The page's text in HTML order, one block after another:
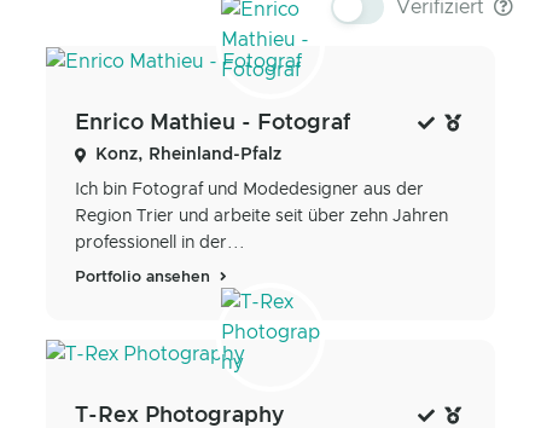
Verifiziert
Enrico Mathieu - Fotograf
Konz, Rheinland-Pfalz
Ich bin Fotograf und Modedesigner aus der
Region Trier und arbeite seit über zehn Jahren
professionell in der...
Portfolio ansehen
T-Rex Photography